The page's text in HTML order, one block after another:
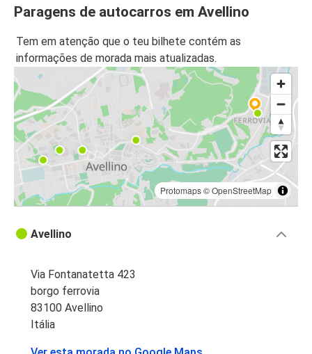
Bari
Avellino
Paragens de autocarros em Avellino
Tem em atenção que o teu bilhete contém as
informações de morada mais atualizadas.
Protomaps©OpenStreetMap
Avellino
Via Fontanatetta 423
borgo ferrovia
83100 Avellino
Itália